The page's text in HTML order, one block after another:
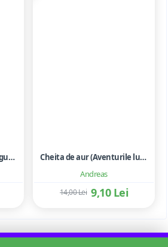
ABCul micului pieton. Reguli de circulatie rutiera. Unde ne jucam. Jocuri cu zaruri. Sah
Andreas
Cheita de aur (Aventurile lui Buratino) - Aleksei N.Tolstoi
9,10 Lei
14,00 Lei